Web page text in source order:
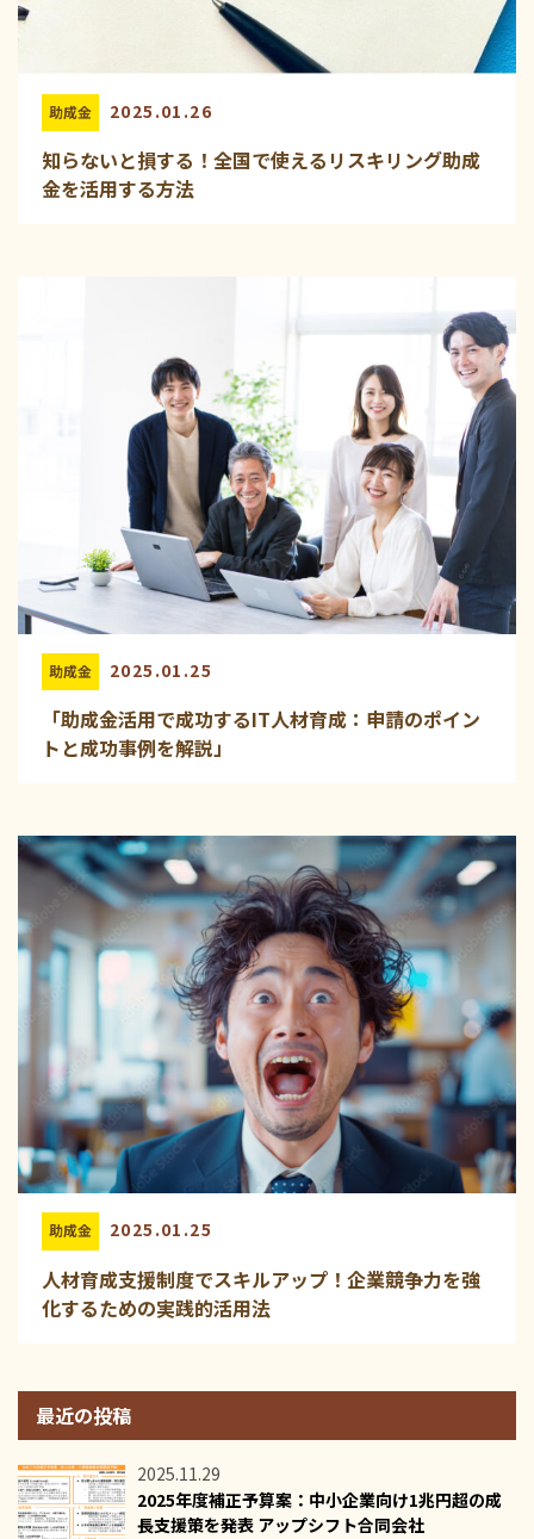
助成金 2025.01.26
知らないと損する！全国で使えるリスキリング助成
金を活用する方法
助成金 2025.01.25
「助成金活用で成功するIT人材育成：申請のポイン
トと成功事例を解説」
助成金 2025.01.25
人材育成支援制度でスキルアップ！企業競争力を強
化するための実践的活用法
最近の投稿
2025.11.29
2025年度補正予算案：中小企業向け1兆円超の成
長支援策を発表 アップシフト合同会社